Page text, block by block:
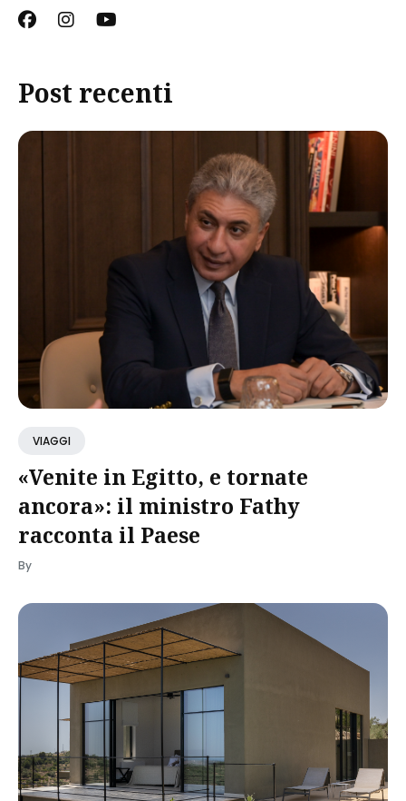
Post recenti
VIAGGI
«Venite in Egitto, e tornate
ancora»: il ministro Fathy
racconta il Paese
By